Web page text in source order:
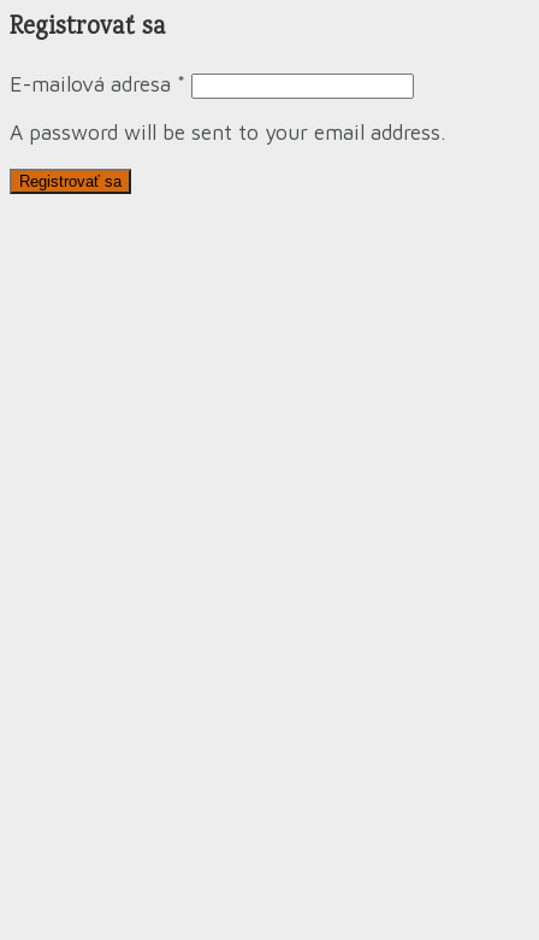
Registrovať sa
E-mailová adresa *
A password will be sent to your email address.
Registrovať sa